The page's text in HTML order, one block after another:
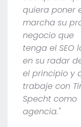
quiera poner
marcha su
negocio que
tenga el SEO
en su radar
el principio y
trabaje con
Specht como
agencia."